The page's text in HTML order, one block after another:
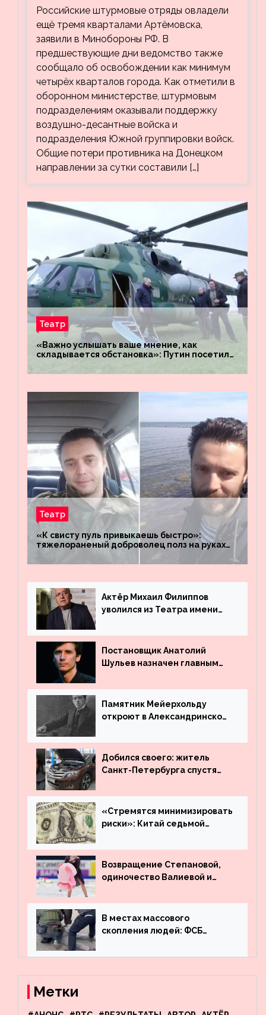
кварталов Артёмовска
Российские штурмовые отряды овладели
ещё тремя кварталами Артёмовска,
заявили в Минобороны РФ. В
предшествующие дни ведомство также
сообщало об освобождении как минимум
четырёх кварталов города. Как отметили в
оборонном министерстве, штурмовым
подразделениям оказывали поддержку
воздушно-десантные войска и
подразделения Южной группировки войск.
Общие потери противника на Донецком
направлении за сутки составили […]
Театр
«Важно услышать ваше мнение, как
складывается обстановка»: Путин посетил
«Восток»
Театр
«К свисту пуль привыкаешь быстро»:
тяжелораненый доброволец полз на руках
четыре километра через заминированное
поле
Актёр Михаил Филиппов
уволился из Театра имени
Постановщик Анатолий
Шульев назначен главным
Вахтангова
Памятник Мейерхольду
откроют в Александринском
Добился своего: житель
Санкт-Петербурга спустя
угнанную в Казахстан
машину
«Стремятся минимизировать
риски»: Китай седьмой
деньги из американского
госдолга
Возвращение Степановой,
одиночество Валиевой и
что обсуждают в мире
фигурного катания
В местах массового
скопления людей: ФСБ
террористов, планировавших
Метки